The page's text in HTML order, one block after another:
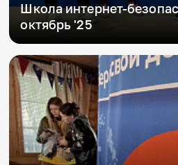
Школа интернет-
октябрь '25